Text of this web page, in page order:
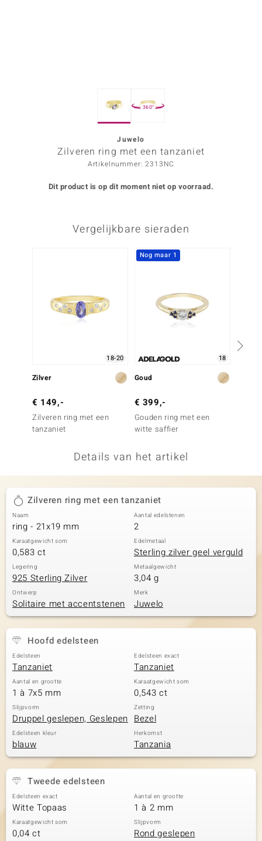
Collection
360°
Juwelo
Zilveren ring met een tanzaniet
Artikelnummer: 2313NC
Dit product is op dit moment niet op voorraad.
Vergelijkbare sieraden
18-20
Zilver
€ 149,-
Zilveren ring met een
tanzaniet
Nog maar 1
18
Goud
€ 399,-
Gouden ring met een
witte saffier
Details van het artikel
Zilveren ring met een tanzaniet
Naam
ring - 21x19 mm
Aantal edelstenen
2
Karaatgewicht som
0,583 ct
Edelmetaal
Sterling zilver geel verguld
Legering
925 Sterling Zilver
Metaalgewicht
3,04 g
Ontwerp
Solitaire met accentstenen
Merk
Juwelo
Hoofd edelsteen
Edelsteen
Tanzaniet
Edelsteen exact
Tanzaniet
Aantal en grootte
1 à 7x5 mm
Karaatgewicht som
0,543 ct
Slijpvorm
Druppel geslepen, Geslepen
Zetting
Bezel
Edelsteen kleur
blauw
Herkomst
Tanzania
Tweede edelsteen
Edelsteen exact
Witte Topaas
Aantal en grootte
1 à 2 mm
Karaatgewicht som
0,04 ct
Slijpvorm
Rond geslepen